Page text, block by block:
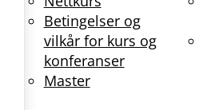
Betingelser og
vilkår for kurs og
konferanser
Master